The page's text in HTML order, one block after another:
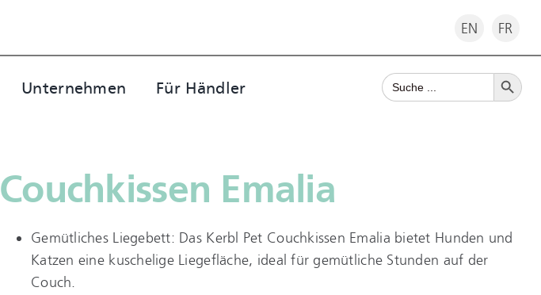
EN FR
Unternehmen Für Händler
Search
for:
Search Button
Couchkissen Emalia
Gemütliches Liegebett: Das Kerbl Pet Couchkissen Emalia bietet Hunden und
Katzen eine kuschelige Liegefläche, ideal für gemütliche Stunden auf der
Couch.